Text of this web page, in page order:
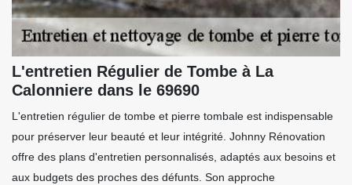
L'entretien Régulier de Tombe à La
Calonniere dans le 69690
L'entretien régulier de tombe et pierre tombale est indispensable
pour préserver leur beauté et leur intégrité. Johnny Rénovation
offre des plans d'entretien personnalisés, adaptés aux besoins et
aux budgets des proches des défunts. Son approche